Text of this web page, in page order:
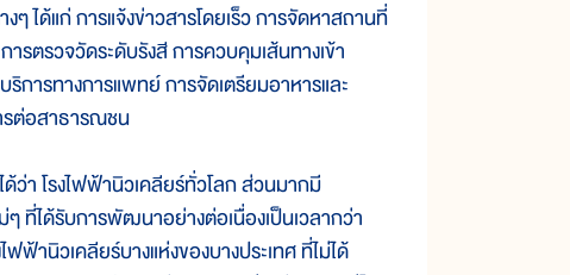
ก่ การแจ้งข่าวสารโดยเร็ว การจัดหาสถานที่
ตรวจวัดระดับรังสี การควบคุมเส้นทางเข้า
การทางการแพทย์ การจัดเตรียมอาหารและ
รต่อสาธารณชน
า โรงไฟฟ้านิวเคลียร์ทั่วโลก ส่วนมากมี
ที่ได้รับการพัฒนาอย่างต่อเนื่องเป็นเวลากว่า
านิวเคลียร์บางแห่งของบางประเทศ ที่ไม่ได้